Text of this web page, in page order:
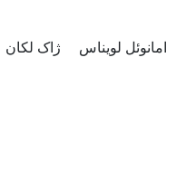
امانوئل لویناس ژاک لکان